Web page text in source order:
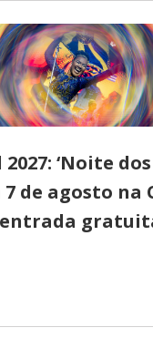
‘Noite
de agosto na
entrada